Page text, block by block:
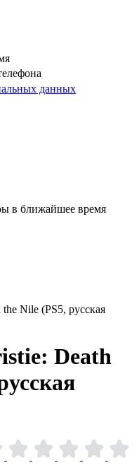
данных
в ближайшее время
Nile (PS5, русская
Death